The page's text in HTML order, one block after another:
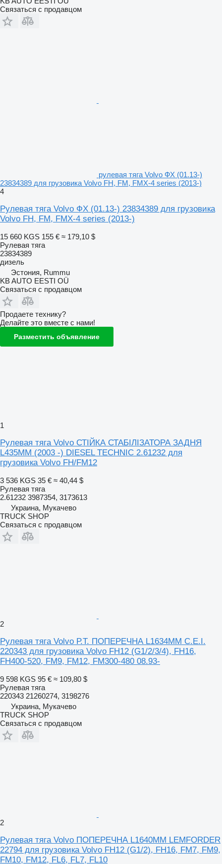
Связаться с продавцом
рулевая тяга Volvo ФХ (01.13-)
23834389 для грузовика Volvo FH, FM, FMX-4 series (2013-)
4
Рулевая тяга Volvo ФХ (01.13-) 23834389 для грузовика
Volvo FH, FM, FMX-4 series (2013-)
15 660 KGS 155 € ≈ 179,10 $
Рулевая тяга
23834389
дизель
Эстония, Rummu
KB AUTO EESTI OÜ
Связаться с продавцом
Продаете технику?
Делайте это вместе с нами!
Разместить объявление
1
Рулевая тяга Volvo СТІЙКА СТАБІЛІЗАТОРА ЗАДНЯ
L435MM (2003 -) DIESEL TECHNIC 2.61232 для
грузовика Volvo FH/FM12
3 536 KGS 35 € ≈ 40,44 $
Рулевая тяга
2.61232 3987354, 3173613
Украина, Мукачево
TRUCK SHOP
Связаться с продавцом
2
Рулевая тяга Volvo Р.Т. ПОПЕРЕЧНА L1634MM C.E.I.
220343 для грузовика Volvo FH12 (G1/2/3/4), FH16,
FH400-520, FM9, FM12, FM300-480 08.93-
9 598 KGS 95 € ≈ 109,80 $
Рулевая тяга
220343 21260274, 3198276
Украина, Мукачево
TRUCK SHOP
Связаться с продавцом
2
Рулевая тяга Volvo ПОПЕРЕЧНА L1640ММ LEMFORDER
22794 для грузовика Volvo FH12 (G1/2), FH16, FM7, FM9,
FM10, FM12, FL6, FL7, FL10